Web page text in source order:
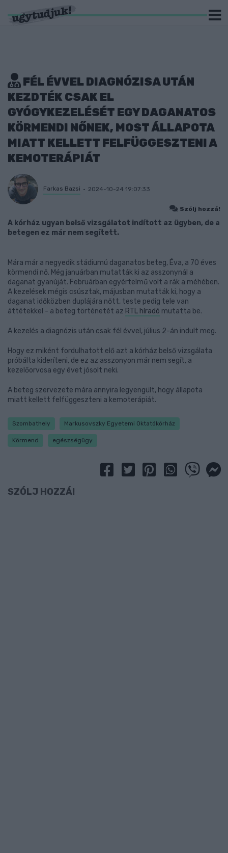
FÉL ÉVVEL DIAGNÓZISA UTÁN
KEZDTÉK CSAK EL
GYÓGYKEZELÉSÉT EGY DAGANATOS
KÖRMENDI NŐNEK, MOST ÁLLAPOTA
MIATT KELLETT FELFÜGGESZTENI A
KEMOTERÁPIÁT
Farkas Bazsi 2024-10-24 19:07:33
Szólj hozzá!
A kórház ugyan belső vizsgálatot indított az ügyben, de a
betegen ez már nem segített.
Mára már a negyedik stádiumú daganatos beteg, Éva, a 70 éves
körmendi nő. Még januárban mutatták ki az asszonynál a
daganat gyanúját. Februárban egyértelmű volt a rák a méhében.
A kezelések mégis csúsztak, májusban mutatták ki, hogy a
daganat időközben duplájára nőtt, teste pedig tele van
áttétekkel - a beteg történetét az RTL híradó mutatta be.
A kezelés a diagnózis után csak fél évvel, július 2-án indult meg.
Hogy ez miként fordulhatott elő azt a kórház belső vizsgálata
próbálta kideríteni, de ez az asszonyon már nem segít, a
kezelőorvosa egy évet jósolt neki.
A beteg szervezete mára annyira legyengült, hogy állapota
miatt kellett felfüggeszteni a kemoterápiát.
Szombathely Markusovszky Egyetemi Oktatókórház
Körmend egészségügy
SZÓLJ HOZZÁ!